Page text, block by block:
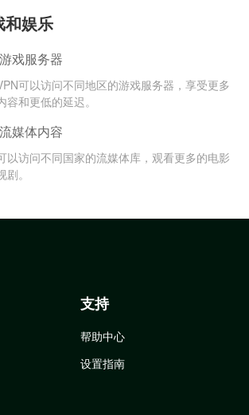
和娱乐
戏服务器
可以访问不同地区的游戏服务器，享受更多
容和更低的延迟。
媒体内容
以访问不同国家的流媒体库，观看更多的电影
。
支持
帮助中心
设置指南